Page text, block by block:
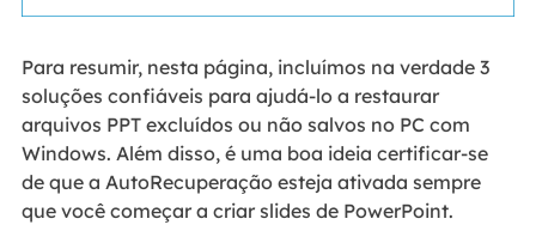
Para resumir, nesta página, incluímos na verdade 3
soluções confiáveis para ajudá-lo a restaurar
arquivos PPT excluídos ou não salvos no PC com
Windows. Além disso, é uma boa ideia certificar-se
de que a AutoRecuperação esteja ativada sempre
que você começar a criar slides de PowerPoint.